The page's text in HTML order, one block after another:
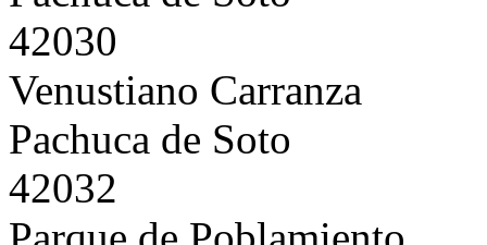
42030
Venustiano Carranza
Pachuca de Soto
42032